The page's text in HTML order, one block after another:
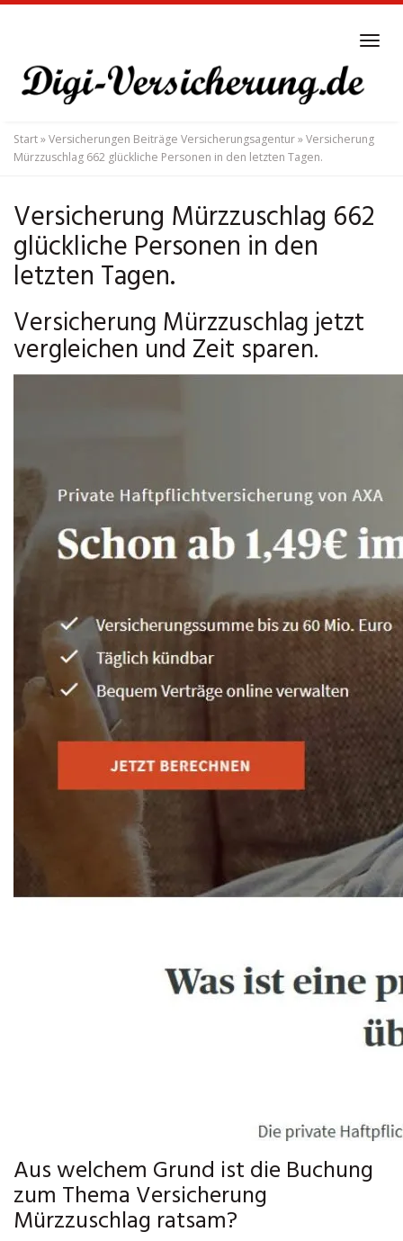
main
content
Start»Versicherungen Beiträge Versicherungsagentur»Versicherung
Mürzzuschlag 662 glückliche Personen in den letzten Tagen.
Versicherung Mürzzuschlag 662
glückliche Personen in den
letzten Tagen.
Versicherung Mürzzuschlag jetzt
vergleichen und Zeit sparen.
Aus welchem Grund ist die Buchung
zum Thema Versicherung
Mürzzuschlag ratsam?